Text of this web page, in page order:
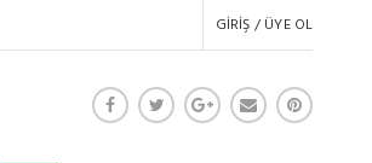
GIRIŞ / ÜYE OL